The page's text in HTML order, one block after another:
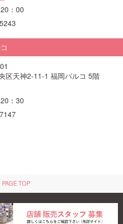
：00
区天神2-11-1 福岡パルコ 5階
：30
PAGE TOP